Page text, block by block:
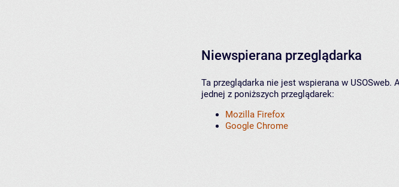
Niewspierana przeglądarka
Ta przeglądarka nie jest wspierana w
jednej z poniższych przeglądarek:
Mozilla Firefox
Google Chrome